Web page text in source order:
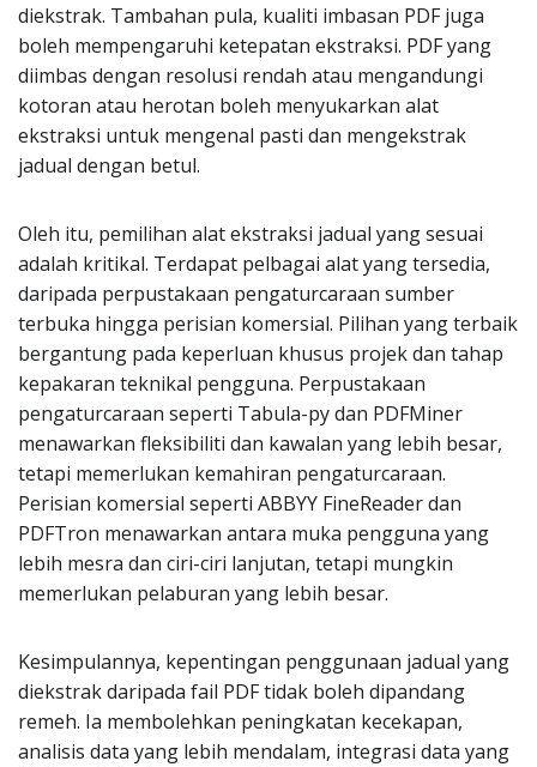
diekstrak. Tambahan pula, kualiti imbasan PDF juga
boleh mempengaruhi ketepatan ekstraksi. PDF yang
diimbas dengan resolusi rendah atau mengandungi
kotoran atau herotan boleh menyukarkan alat
ekstraksi untuk mengenal pasti dan mengekstrak
jadual dengan betul.
Oleh itu, pemilihan alat ekstraksi jadual yang sesuai
adalah kritikal. Terdapat pelbagai alat yang tersedia,
daripada perpustakaan pengaturcaraan sumber
terbuka hingga perisian komersial. Pilihan yang terbaik
bergantung pada keperluan khusus projek dan tahap
kepakaran teknikal pengguna. Perpustakaan
pengaturcaraan seperti Tabula-py dan PDFMiner
menawarkan fleksibiliti dan kawalan yang lebih besar,
tetapi memerlukan kemahiran pengaturcaraan.
Perisian komersial seperti ABBYY FineReader dan
PDFTron menawarkan antara muka pengguna yang
lebih mesra dan ciri-ciri lanjutan, tetapi mungkin
memerlukan pelaburan yang lebih besar.
Kesimpulannya, kepentingan penggunaan jadual yang
diekstrak daripada fail PDF tidak boleh dipandang
remeh. Ia membolehkan peningkatan kecekapan,
analisis data yang lebih mendalam, integrasi data yang